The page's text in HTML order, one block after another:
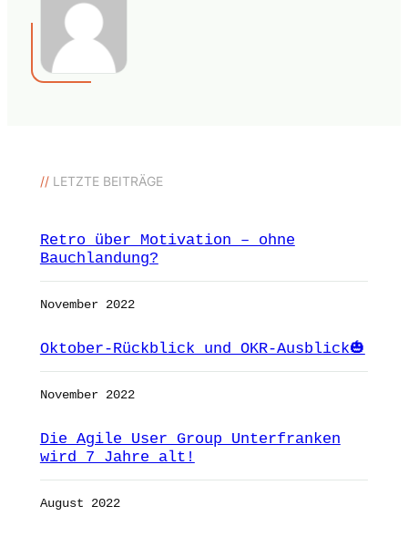
//LETZTE BEITRÄGE
Retro über Motivation – ohne
Bauchlandung?
November 2022
Oktober-Rückblick und OKR-Ausblick🎃
November 2022
Die Agile User Group Unterfranken
wird 7 Jahre alt!
August 2022